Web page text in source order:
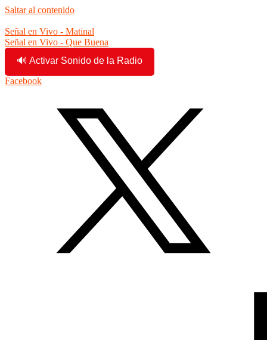
Saltar al contenido
Señal en Vivo - Matinal
Señal en Vivo - Que Buena
🔊 Activar Sonido de la Radio
Facebook